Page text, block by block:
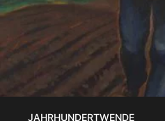
JAHRHUNDERTWENDE